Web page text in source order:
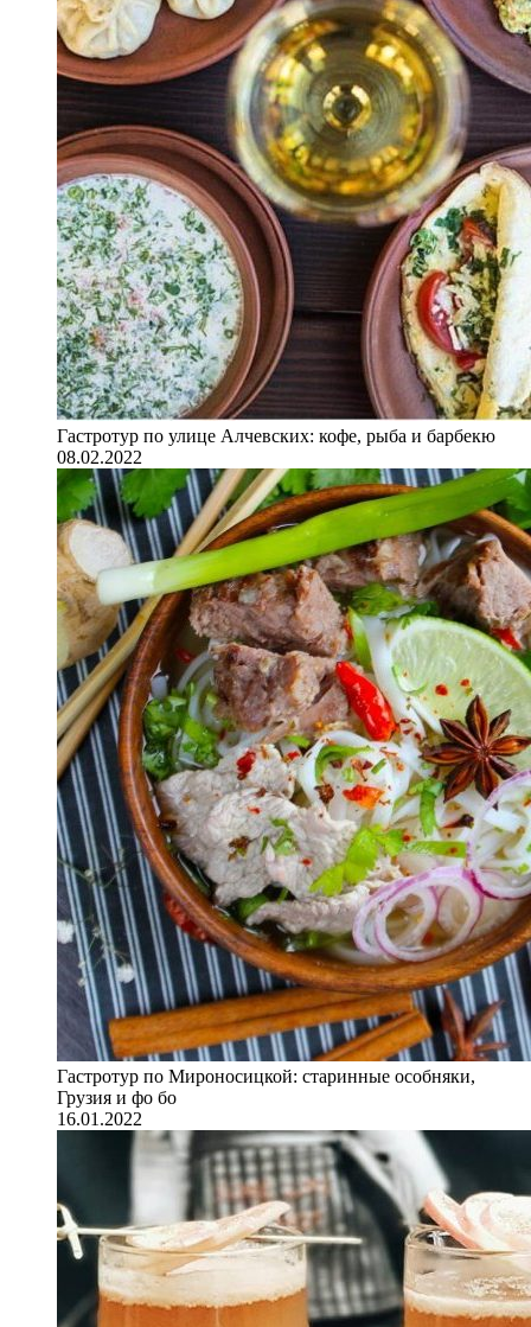
Гастротур по улице Алчевских: кофе, рыба и барбекю
08.02.2022
Гастротур по Мироносицкой: старинные особняки,
Грузия и фо бо
16.01.2022